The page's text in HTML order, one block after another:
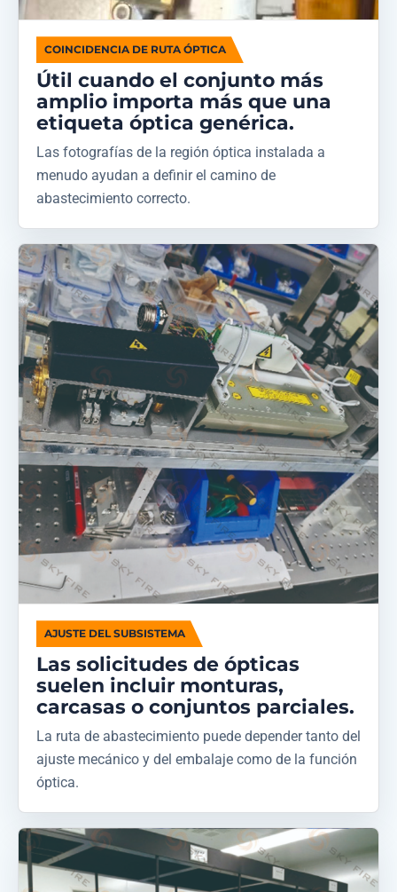
COINCIDENCIA DE RUTA ÓPTICA
Útil cuando el conjunto más
amplio importa más que una
etiqueta óptica genérica.
Las fotografías de la región óptica instalada a
menudo ayudan a definir el camino de
abastecimiento correcto.
AJUSTE DEL SUBSISTEMA
Las solicitudes de ópticas
suelen incluir monturas,
carcasas o conjuntos parciales.
La ruta de abastecimiento puede depender tanto del
ajuste mecánico y del embalaje como de la función
óptica.